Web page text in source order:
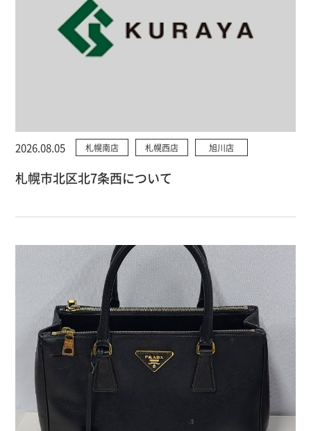
2026.08.05 札幌南店 札幌西店 旭川店
札幌市北区北7条西について